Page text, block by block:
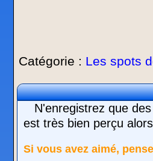
Catégorie : Les spots
N'enregistrez que
est très bien perçu
Si vous avez aimé,